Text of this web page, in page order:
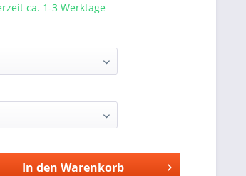
ca. 1-3 Werktage
In den Warenkorb